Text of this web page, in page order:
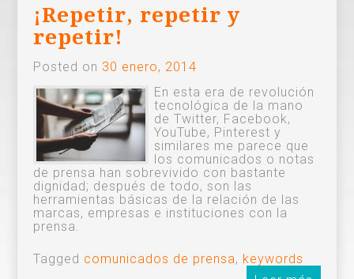
¡Repetir, repetir y
repetir!
Posted on 30 enero, 2014
En esta era de revolución
tecnológica de la mano
de Twitter, Facebook,
YouTube, Pinterest y
similares me parece que
los comunicados o notas
de prensa han sobrevivido con bastante
dignidad; después de todo, son las
herramientas básicas de la relación de las
marcas, empresas e instituciones con la
prensa.
Tagged comunicados de prensa, keywords